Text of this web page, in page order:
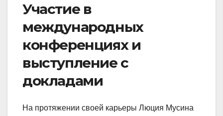
Участие в
международных
конференциях и
выступление с
докладами
На протяжении своей карьеры Люция Мусина